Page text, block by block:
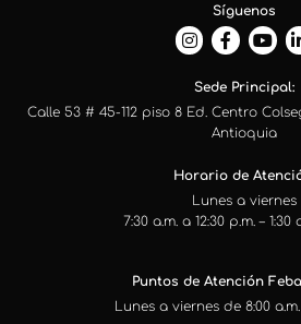
Síguenos
Sede Principal:
Calle 53 # 45-112 piso 8 Ed. Centro
Antioquia
Horario de
Lunes a viernes
7:30 a.m. a 12:30 p.m. – 1:30
Puntos de Atención
Lunes a viernes de 8:00